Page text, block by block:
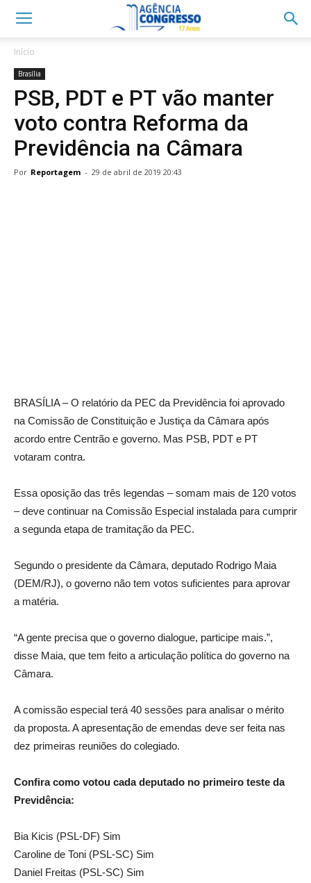
Início
Brasília
PSB, PDT e PT vão manter
voto contra Reforma da
Previdência na Câmara
Por Reportagem - 29 de abril de 2019 20:43
BRASÍLIA – O relatório da PEC da Previdência foi aprovado
na Comissão de Constituição e Justiça da Câmara após
acordo entre Centrão e governo. Mas PSB, PDT e PT
votaram contra.
Essa oposição das três legendas – somam mais de 120 votos
– deve continuar na Comissão Especial instalada para cumprir
a segunda etapa de tramitação da PEC.
Segundo o presidente da Câmara, deputado Rodrigo Maia
(DEM/RJ), o governo não tem votos suficientes para aprovar
a matéria.
“A gente precisa que o governo dialogue, participe mais.”,
disse Maia, que tem feito a articulação política do governo na
Câmara.
A comissão especial terá 40 sessões para analisar o mérito
da proposta. A apresentação de emendas deve ser feita nas
dez primeiras reuniões do colegiado.
Confira como votou cada deputado no primeiro teste da
Previdência:
Bia Kicis (PSL-DF) Sim
Caroline de Toni (PSL-SC) Sim
Daniel Freitas (PSL-SC) Sim